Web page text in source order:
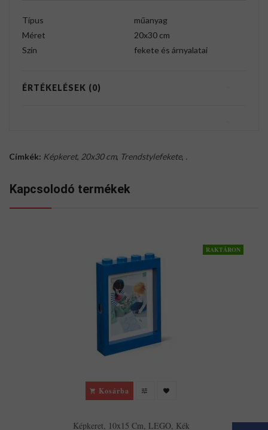
Típus
műanyag
Méret
20x30 cm
Szín
fekete és árnyalatai
ÉRTÉKELÉSEK (0)
Címkék: Képkeret, 20x30 cm, Trendstylefekete, .
Kapcsolodó termékek
RAKTÁRON
Kosárba
Képkeret, 10x15 Cm, LEGO, Kék